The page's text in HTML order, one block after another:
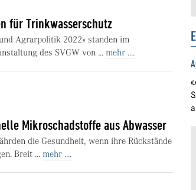
für Trinkwasserschutz
Agrarpolitik 2022» standen im
des SVGW von ... mehr ....
Mikroschadstoffe aus Abwasser
die Gesundheit, wenn ihre Rückstände
Breit ... mehr ....